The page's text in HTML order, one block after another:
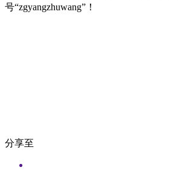
号“zgyangzhuwang”！
分享至